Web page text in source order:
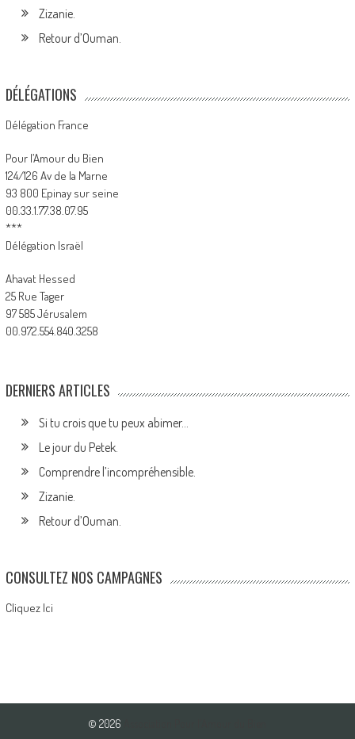
Zizanie.
Retour d’Ouman.
DÉLÉGATIONS
Délégation France
Pour l’Amour du Bien
124/126 Av de la Marne
93 800 Epinay sur seine
00.33.1.77.38.07.95
***
Délégation Israël
Ahavat Hessed
25 Rue Tager
97 585 Jérusalem
00.972.554.840.3258
DERNIERS ARTICLES
Si tu crois que tu peux abimer…
Le jour du Petek.
Comprendre l’incompréhensible.
Zizanie.
Retour d’Ouman.
CONSULTEZ NOS CAMPAGNES
Cliquez Ici
© 2026